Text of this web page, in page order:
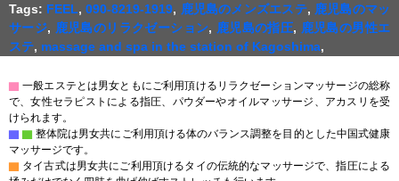
Tags: FEEL,090-8219-1919, 鹿児島のメンズエステ, 鹿児島のマッ
サージ, 鹿児島のリラクゼーション, 鹿児島の指圧, 鹿児島の男性エ
ステ, massage and spa in the station of Kagoshima,
▇ 一般エステとは男女ともにご利用頂けるリラクゼーションマッサージの総称
で、女性セラピストによる指圧、パウダーやオイルマッサージ、アカスリを受
けられます。
▇ ▇ 整体院は男女共にご利用頂ける体のバランス調整を目的とした中国式健康
マッサージです。
▇ タイ古式は男女共にご利用頂けるタイの伝統的なマッサージで、指圧による